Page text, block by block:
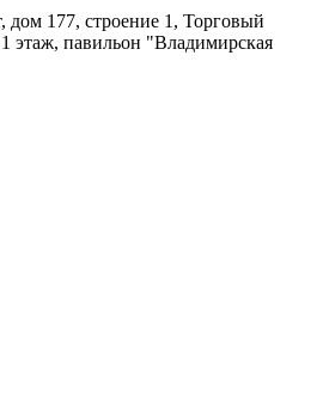
дом 177, строение 1, Торговый
этаж, павильон "Владимирская